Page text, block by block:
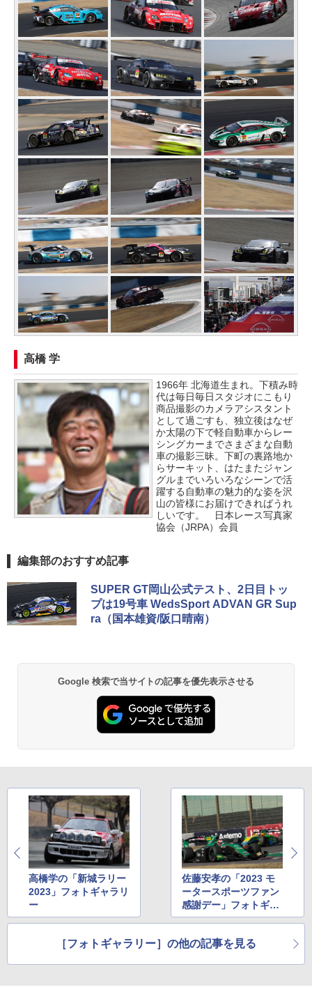
高橋 学
1966年 北海道生まれ。下積み時
代は毎日毎日スタジオにこもり
商品撮影のカメラアシスタント
として過ごすも、独立後はなぜ
か太陽の下で軽自動車からレー
シングカーまでさまざまな自動
車の撮影三昧。下町の裏路地か
らサーキット、はたまたジャン
グルまでいろいろなシーンで活
躍する自動車の魅力的な姿を沢
山の皆様にお届けできればうれ
しいです。 日本レース写真家
協会（JRPA）会員
編集部のおすすめ記事
SUPER GT岡山公式テスト、2日目トッ
プは19号車 WedsSport ADVAN GR Sup
ra（国本雄資/阪口晴南）
Google 検索で当サイトの記事を優先表示させる
高橋学の「新城ラリー
2023」フォトギャラリ
ー
佐藤安孝の「2023 モ
ータースポーツファン
感謝デー」フォトギャ
ラリー
［フォトギャラリー］の他の記事を見る